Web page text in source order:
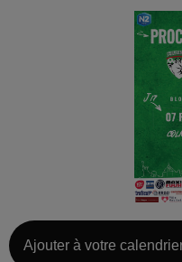
Ajouter à votre